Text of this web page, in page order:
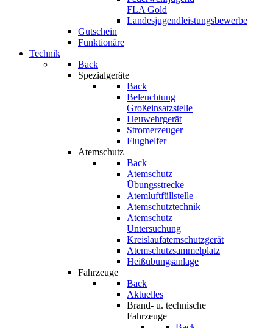
FLA Gold
Landesjugendleistungsbewerbe
Gutschein
Funktionäre
Technik
Back
Spezialgeräte
Back
Beleuchtung
Großeinsatzstelle
Heuwehrgerät
Stromerzeuger
Flughelfer
Atemschutz
Back
Atemschutz
Übungsstrecke
Atemluftfüllstelle
Atemschutztechnik
Atemschutz
Untersuchung
Kreislaufatemschutzgerät
Atemschutzsammelplatz
Heißübungsanlage
Fahrzeuge
Back
Aktuelles
Brand- u. technische
Fahrzeuge